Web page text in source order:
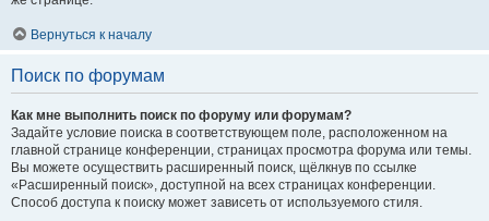
Вернуться к началу
Поиск по форумам
Как мне выполнить поиск по форуму или форумам?
Задайте условие поиска в соответствующем поле, расположенном на
главной странице конференции, страницах просмотра форума или темы.
Вы можете осуществить расширенный поиск, щёлкнув по ссылке
«Расширенный поиск», доступной на всех страницах конференции.
Способ доступа к поиску может зависеть от используемого стиля.